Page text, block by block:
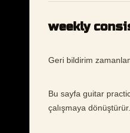
weekly
Geri bildirim
Bu sayfa guitar
çalışmaya dönüştürür.